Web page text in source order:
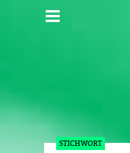
HAUPTMENÜ
STICHWORT